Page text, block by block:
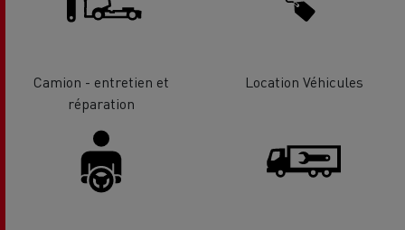
Camion - entretien et
réparation
Location Véhicules